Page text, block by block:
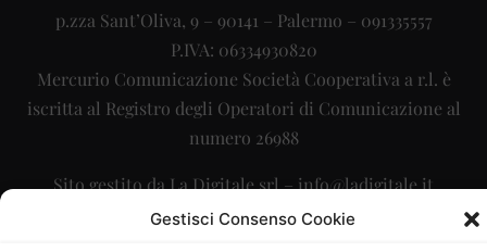
Gestisci Consenso Cookie
p.zza Sant’Oliva, 9 – 90141 – Palermo – 091335557
P.IVA: 06334930820
Mercurio Comunicazione Società Cooperativa a r.l. è
iscritta al Registro degli Operatori di Comunicazione al
numero 26988
Sito gestito daLa Digitale srl–info@ladigitale.it